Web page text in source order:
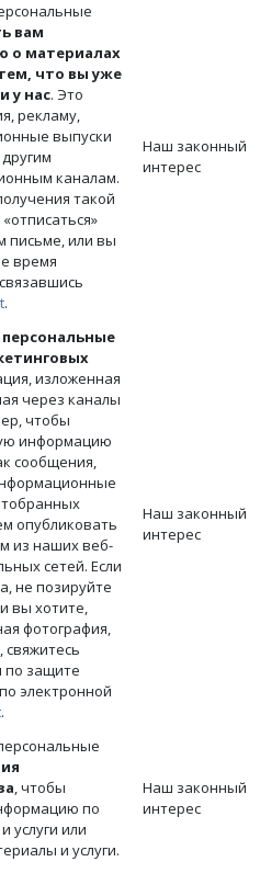
вам
о материалах
что вы уже
у нас. Это
рекламу,
выпуски
каналам.
такой
письме, или вы
время
.
Наш законный
интерес
изложенная
через каналы
чтобы
информацию
сообщения,
опубликовать
из наших веб-
сетей. Если
не позируйте
вы хотите,
фотография,
свяжитесь
по защите
электронной
.
Наш законный
интерес
, чтобы
по
услуги или
и услуги.
Наш законный
интерес